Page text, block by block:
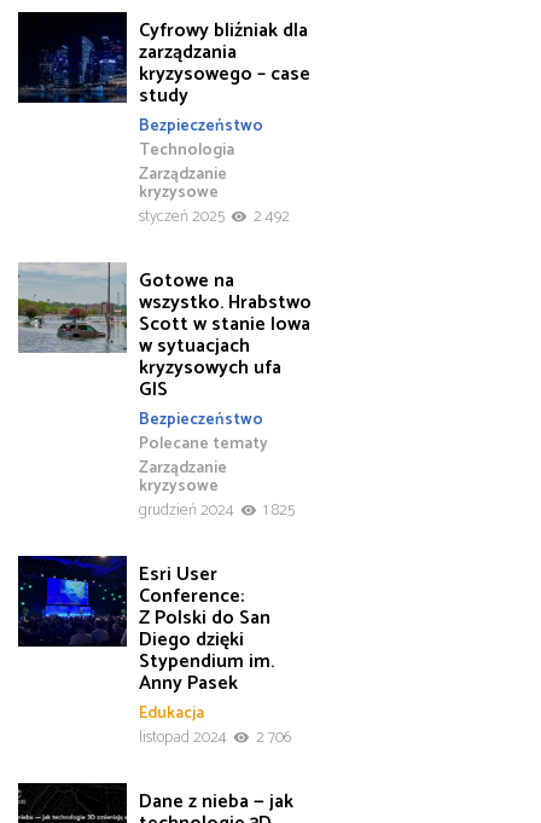
Cyfrowy bliźniak dla
zarządzania
kryzysowego – case
study
Bezpieczeństwo
Technologia
Zarządzanie
kryzysowe
styczeń 2025
2 492
Gotowe na
wszystko. Hrabstwo
Scott w stanie Iowa
w sytuacjach
kryzysowych ufa
GIS
Bezpieczeństwo
Polecane tematy
Zarządzanie
kryzysowe
grudzień 2024
1 825
Esri User
Conference:
Z Polski do San
Diego dzięki
Stypendium im.
Anny Pasek
Edukacja
listopad 2024
2 706
Dane z nieba — jak